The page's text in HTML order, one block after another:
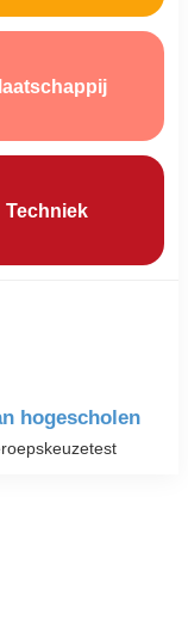
Techniek
hogescholen